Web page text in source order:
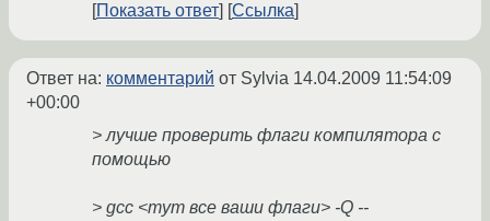
Показать ответ Ссылка
Ответ на: комментарий от Sylvia 14.04.2009 11:54:09
+00:00
> лучше проверить флаги компилятора с
помощью
> gcc <тут все ваши флаги> -Q --